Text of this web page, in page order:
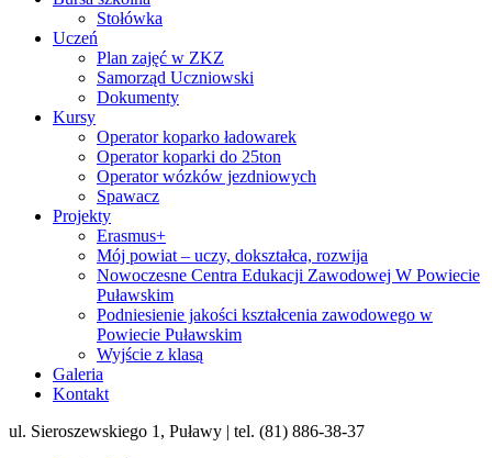
Stołówka
Uczeń
Plan zajęć w ZKZ
Samorząd Uczniowski
Dokumenty
Kursy
Operator koparko ładowarek
Operator koparki do 25ton
Operator wózków jezdniowych
Spawacz
Projekty
Erasmus+
Mój powiat – uczy, dokształca, rozwija
Nowoczesne Centra Edukacji Zawodowej W Powiecie
Puławskim
Podniesienie jakości kształcenia zawodowego w
Powiecie Puławskim
Wyjście z klasą
Galeria
Kontakt
ul. Sieroszewskiego 1, Puławy | tel. (81) 886-38-37